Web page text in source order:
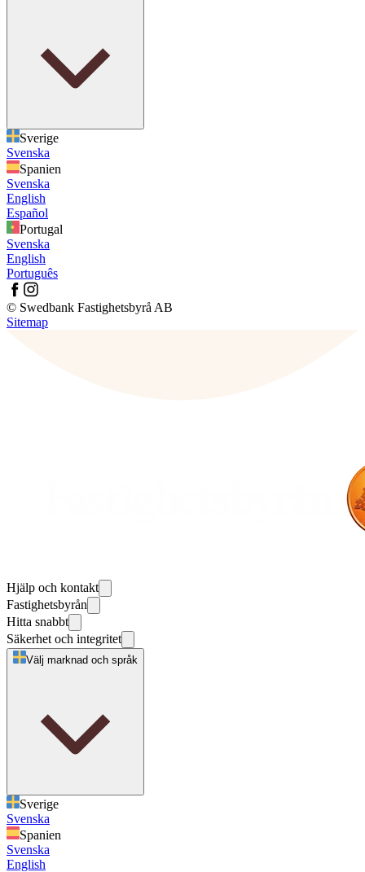
Sverige
Svenska
Spanien
Svenska
English
Español
Portugal
Svenska
English
Português
© Swedbank Fastighetsbyrå AB
Sitemap
Hjälp och kontakt
Fastighetsbyrån
Hitta snabbt
Säkerhet och integritet
Välj marknad och språk
Sverige
Svenska
Spanien
Svenska
English